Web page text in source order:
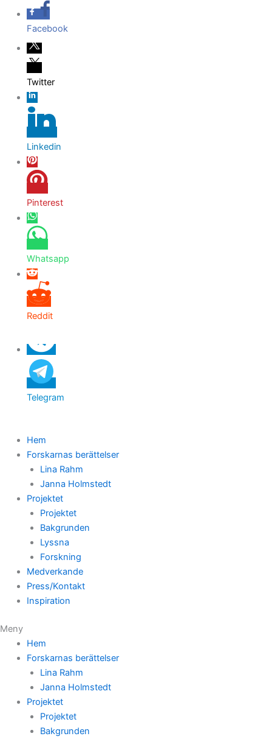
Facebook
Twitter
Linkedin
Pinterest
Whatsapp
Reddit
Telegram
Hoppa
Hem
Forskarnas berättelser
Lina Rahm
Janna Holmstedt
Projektet
Projektet
Bakgrunden
Lyssna
Forskning
Medverkande
Press/Kontakt
Inspiration
Meny
Hem
Forskarnas berättelser
Lina Rahm
Janna Holmstedt
Projektet
Projektet
Bakgrunden